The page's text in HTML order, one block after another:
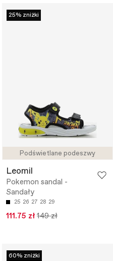
27/17.3CM 28/18CM
Podświetlane podeszwy
25% zniżki
Leomil
Pokemon sandal -
Sandały
25 26 27 28 29
111.75 zł 149 zł
60% zniżki